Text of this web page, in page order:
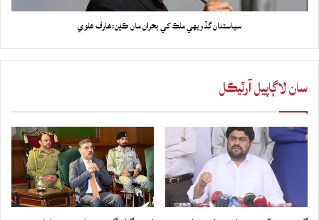
سياستدان گڏ ويهي ملڪ کي بحران مان ڪڍن:عارف علوي
سان لاڳاپيل آرٽيڪل